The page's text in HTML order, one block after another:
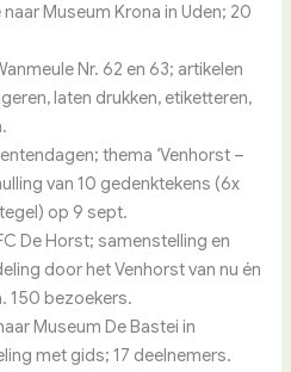
Museum Krona in Uden; 20
Nr. 62 en 63; artikelen
laten drukken, etiketteren,
thema ‘Venhorst –
van 10 gedenktekens (6x
op 9 sept.
De Horst; samenstelling en
door het Venhorst van nu én
150 bezoekers.
Museum De Bastei in
met gids; 17 deelnemers.